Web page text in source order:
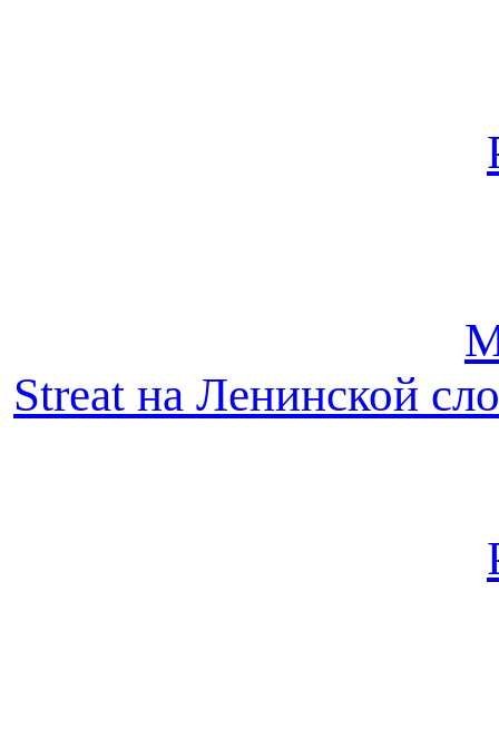
Streat на Ленинской